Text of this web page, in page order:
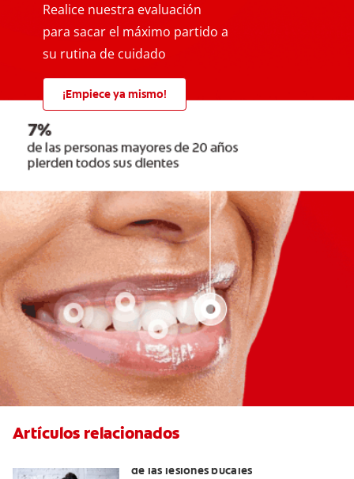
Realice nuestra evaluación
para sacar el máximo partido a
su rutina de cuidado
¡Empiece ya mismo!
Artículos relacionados
de las lesiones bucales